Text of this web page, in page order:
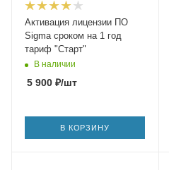
Активация лицензии ПО
Sigma сроком на 1 год
тариф "Старт"
В наличии
5 900 ₽/шт
В КОРЗИНУ